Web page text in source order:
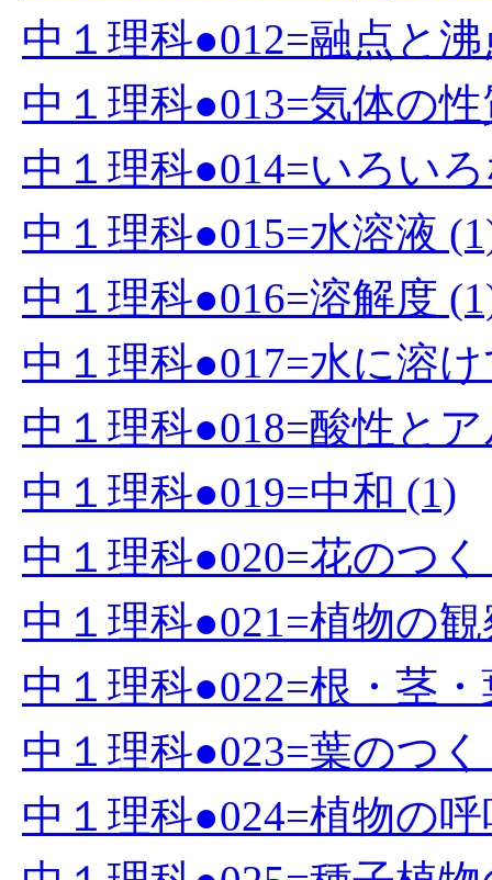
中１理科●012=融点と沸
中１理科●013=気体の性
中１理科●014=いろい
中１理科●015=水溶液
中１理科●016=溶解度
中１理科●017=水に溶
中１理科●018=酸性と
中１理科●019=中和 (1)
中１理科●020=花のつ
中１理科●021=植物の観
中１理科●022=根・茎
中１理科●023=葉のつ
中１理科●024=植物の呼